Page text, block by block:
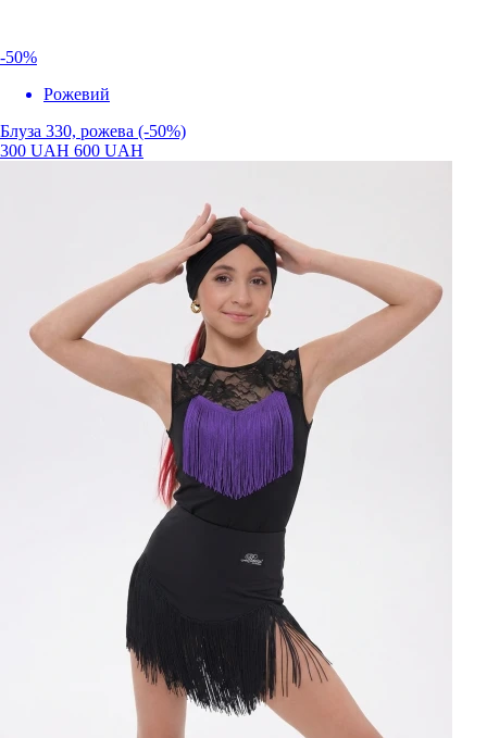
-50%
Рожевий
Блуза 330, рожева (-50%)
300 UAH 600 UAH